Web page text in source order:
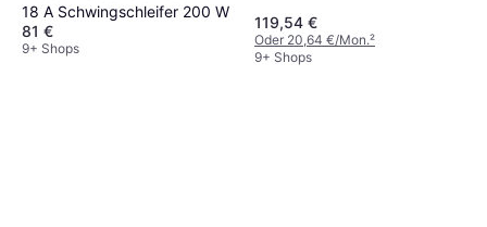
18 A Schwingschleifer 200 W
81 €
9+ Shops
119,54 €
Oder 20,64 €/Mon.²
9+ Shops